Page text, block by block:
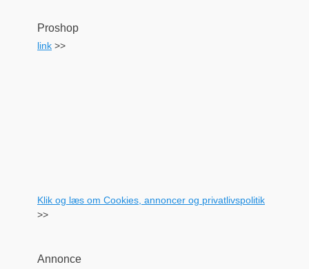
Proshop
link >>
Klik og læs om Cookies, annoncer og privatlivspolitik
>>
Annonce